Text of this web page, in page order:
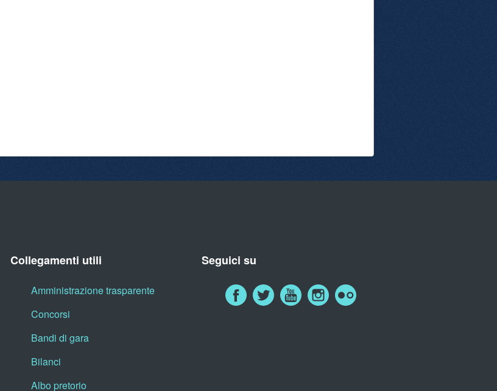
Collegamenti utili
Amministrazione trasparente
Concorsi
Bandi di gara
Bilanci
Albo pretorio
Seguici su